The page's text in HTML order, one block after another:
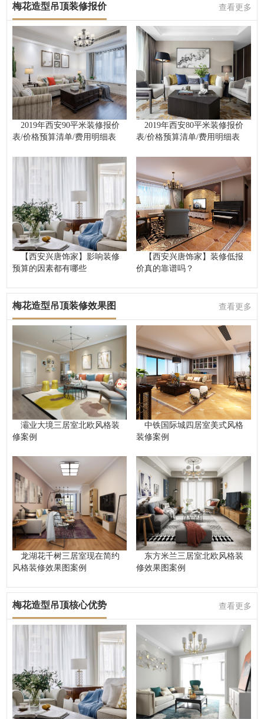
梅花造型吊顶装修报价 查看更多
2019年西安90平米装修报价
表/价格预算清单/费用明细表
2019年西安80平米装修报价
表/价格预算清单/费用明细表
【西安兴唐饰家】影响装修
预算的因素都有哪些
【西安兴唐饰家】装修低报
价真的靠谱吗？
梅花造型吊顶装修效果图 查看更多
灞业大境三居室北欧风格装
修案例
中铁国际城四居室美式风格
装修案例
龙湖花千树三居室现在简约
风格装修效果图案例
东方米兰三居室北欧风格装
修效果图案例
梅花造型吊顶核心优势 查看更多